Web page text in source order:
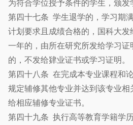
为符合学位授予条件的学生，颁发
第四十七条 学生退学的，学习期
计划要求且成绩合格的，国科大
一年的，由所在研究所发给学习
的，不发给肄业证书或学习证明。
第四十八条 在完成本专业课程和
规定辅修其他专业并达到该专业
给相应辅修专业证书。
第四十九条 执行高等教育学籍学